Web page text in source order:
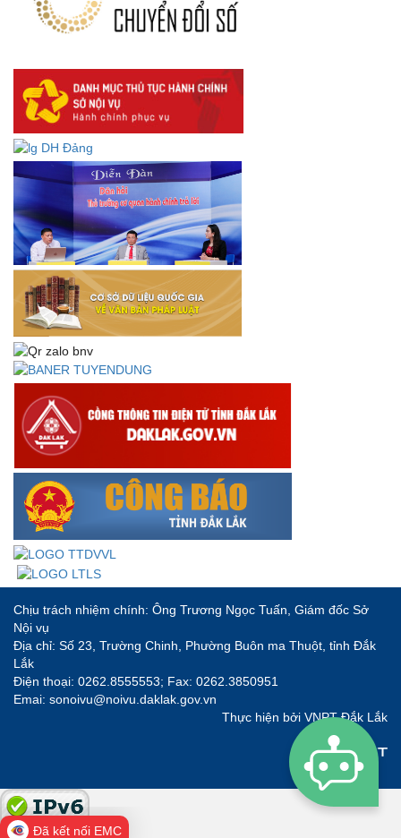
Góp ý dự thảo Thông tư quy định nghiệp vụ lưu trữ tài liệu
DANH SÁCH HỒ SƠ CÁN BỘ ĐI B TỈNH ĐĂK LẮK -
Lấy ý kiến dự thảo Quyết định quy phạm pháp luật quy
định về thành lập, tổ chức và hoạt động của tổ chức phối
hợp liên ngành
Thông báo về việc tải biểu mẫu báo cáo kết quả 06 năm
thực hiện Nghị quyết số 18-NQ/TW và Nghị quyết số 19-
NQ/TW
Thư chúc mừng của Bộ trưởng Bộ Nội vụ nhân dịp kỷ
niệm 78 năm Ngày thành lập Bộ Nội vụ, Ngày truyền
thống ngành Tổ chức nhà nước (28/8/1945-28/8/2023)
Thông báo về việc đăng tải Bộ câu hỏi và gợi ý trả lời Hội
thi dân vận khéo năm 2023
Chịu trách nhiệm chính: Ông Trương Ngọc Tuấn, Giám đốc Sở
Nội vụ
Địa chỉ: Số 23, Trường Chinh, Phường Buôn ma Thuột, tỉnh Đắk
Lắk
Điện thoại: 0262.8555553; Fax: 0262.3850951
Emai: sonoivu@noivu.daklak.gov.vn
Thực hiện bởi VNPT Đắk Lắk
Đã kết nối EMC